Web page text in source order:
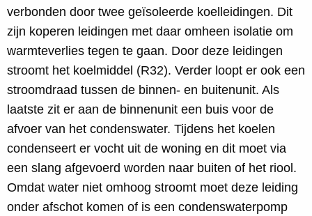
verbonden door twee geïsoleerde koelleidingen. Dit
zijn koperen leidingen met daar omheen isolatie om
warmteverlies tegen te gaan. Door deze leidingen
stroomt het koelmiddel (R32). Verder loopt er ook een
stroomdraad tussen de binnen- en buitenunit. Als
laatste zit er aan de binnenunit een buis voor de
afvoer van het condenswater. Tijdens het koelen
condenseert er vocht uit de woning en dit moet via
een slang afgevoerd worden naar buiten of het riool.
Omdat water niet omhoog stroomt moet deze leiding
onder afschot komen of is een condenswaterpomp